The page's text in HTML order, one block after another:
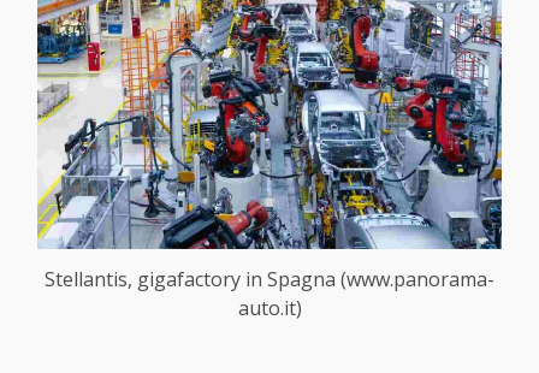
Stellantis, gigafactory in Spagna (www.panorama-
auto.it)